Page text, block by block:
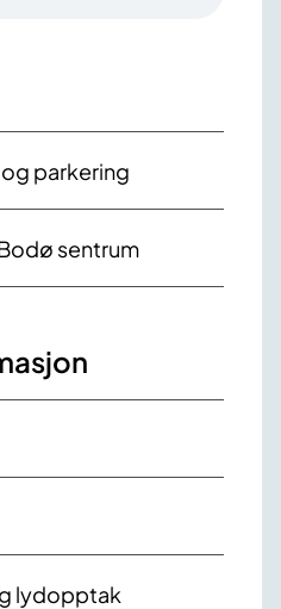
parkering
sentrum
lydopptak